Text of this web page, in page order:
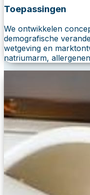
Toepassingen
We ontwikkelen
demografische
wetgeving en
natriumarm,